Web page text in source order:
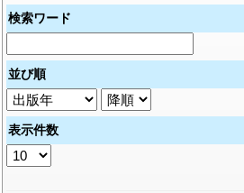
検索ワード
並び順
表示件数